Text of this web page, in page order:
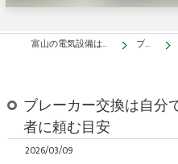
富山の電気設備はトミデンキ ブログ
ブレーカー交換は自分
者に頼む目安
2026/03/09